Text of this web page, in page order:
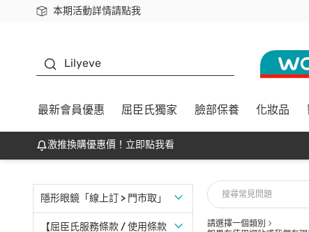
本期活動詳情請點我
下載app最高回饋$350
Lilyeve
最新會員優惠 屈臣氏獨家 臉部保養 化妝品
激推換購優惠價！立即點我看
隱形眼鏡「線上訂 > 門市取」
【屈臣氏服務條款 / 使用條款
請選擇一個類別